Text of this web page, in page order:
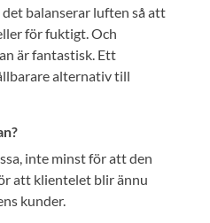
balanserar luften så att
för fuktigt. Och
är fantastisk. Ett
alternativ till
inte minst för att den
att klientelet blir ännu
kunder.